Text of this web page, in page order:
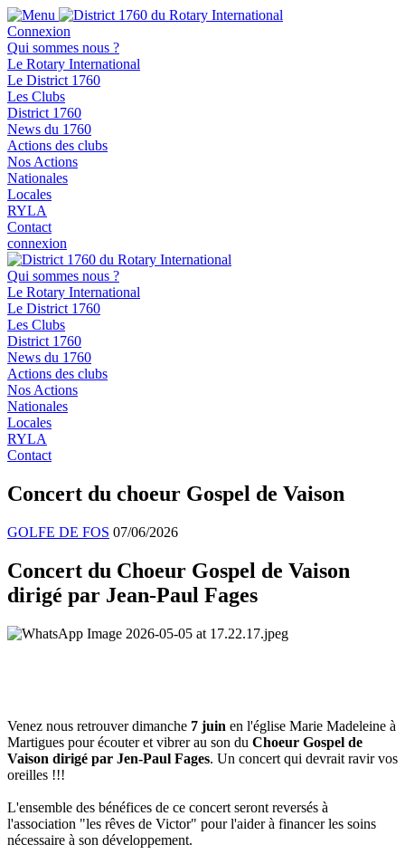
Connexion
Qui sommes nous ?
Le Rotary International
Le District 1760
Les Clubs
District 1760
News du 1760
Actions des clubs
Nos Actions
Nationales
Locales
RYLA
Contact
connexion
Qui sommes nous ?
Le Rotary International
Le District 1760
Les Clubs
District 1760
News du 1760
Actions des clubs
Nos Actions
Nationales
Locales
RYLA
Contact
Concert du choeur Gospel de Vaison
GOLFE DE FOS 07/06/2026
Concert du Choeur Gospel de Vaison
dirigé par Jean-Paul Fages
Venez nous retrouver dimanche 7 juin en l'église Marie Madeleine à
Martigues pour écouter et vibrer au son du Choeur Gospel de
Vaison dirigé par Jen-Paul Fages. Un concert qui devrait ravir vos
oreilles !!!
L'ensemble des bénéfices de ce concert seront reversés à
l'association "les rêves de Victor" pour l'aider à financer les soins
nécessaire à son développement.